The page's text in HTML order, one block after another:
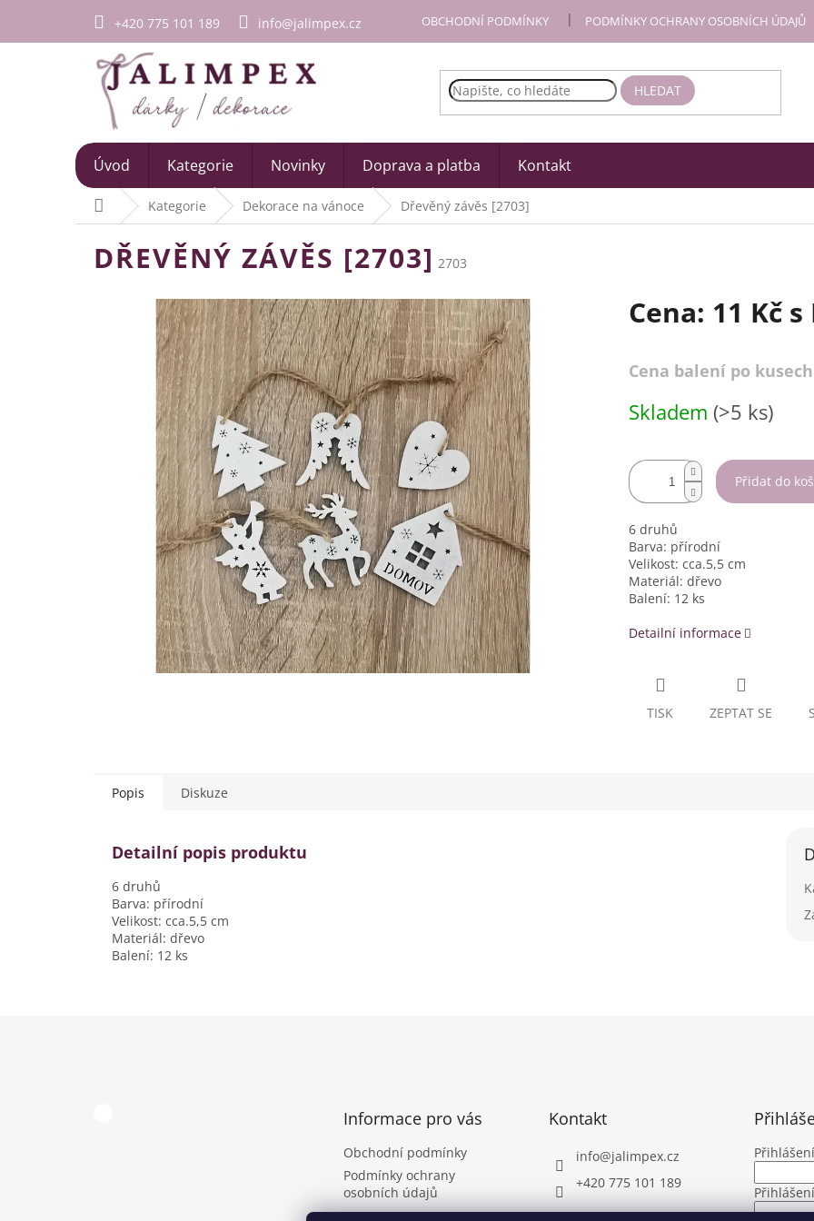
obsah
+420 775 101 189 info@jalimpex.cz OBCHODNÍ PODMÍNKY PODMÍNKY OCHRANY OSOBNÍCH ÚDAJŮ
HLEDAT
Úvod Kategorie Novinky Doprava a platba Kontakt
Domů Kategorie Dekorace na vánoce Dřevěný závěs [2703]
DŘEVĚNÝ ZÁVĚS [2703] 2703
Cena: 11 Kč s
Cena balení po
cena:
Skladem (>5 ks)
Přidat do
6 druhů
Barva: přírodní
Velikost: cca.5,5 cm
Materiál: dřevo
Balení: 12 ks
Detailní informace
TISK ZEPTAT SE
Popis Diskuze
Detailní popis produktu
6 druhů
Barva: přírodní
Velikost: cca.5,5 cm
Materiál: dřevo
Balení: 12 ks
Informace pro vás
Obchodní podmínky
Podmínky ochrany
osobních údajů
Kontakt
info@jalimpex.cz
+420 775 101 189